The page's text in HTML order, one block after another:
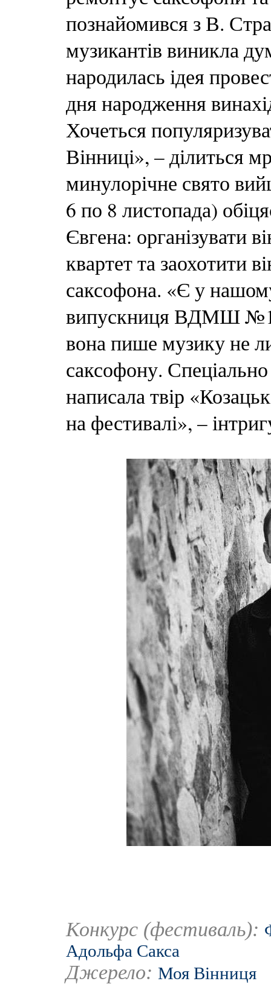
познайомився з В.
музикантів виникла
народилась ідея
дня народження
Хочеться
Вінниці», – ділиться
минулорічне свято
6 по 8 листопада)
Євгена: організувати
квартет та заохотити
саксофона. «Є у
випускниця ВДМШ №1
вона пише музику не
саксофону.
написала твір
на фестивалі», –
Конкурс (фестиваль):
Адольфа Сакса
Джерело: Моя Вінниця